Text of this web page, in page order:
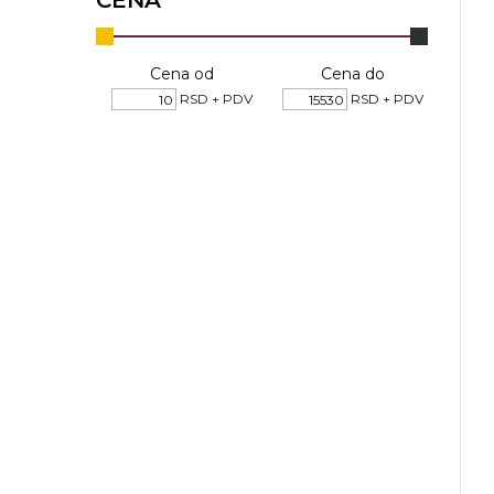
KOŠULJE
UNIFORME
KAPE
Cena od
RSD + PDV
Cena do
RSD + PDV